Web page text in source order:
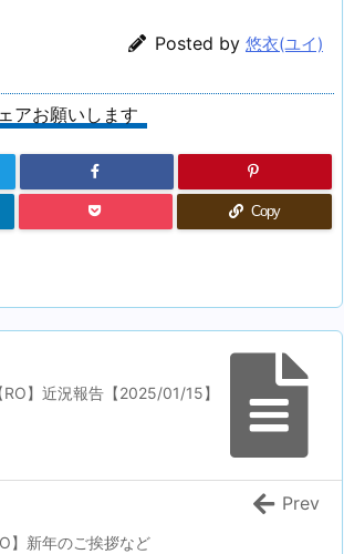
Posted by 悠衣(ユイ)
アお願いします
Copy
RO】近況報告【2025/01/15】
】新年のご挨拶など
Prev